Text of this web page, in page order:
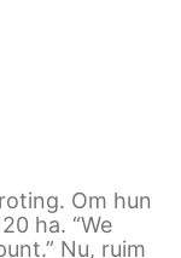
Om hun
ha. “We
Nu, ruim